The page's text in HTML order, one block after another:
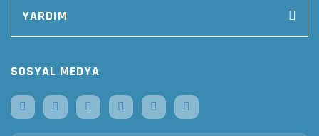
YARDIM
SOSYAL MEDYA